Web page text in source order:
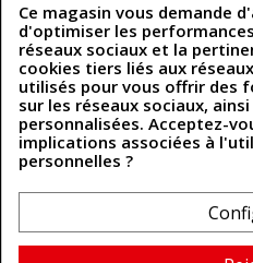
Politique de confidentialité
Politique des cookies
Contactez-nous
Coordonnées
493 Chemin de Catougnac
contact@cuirenstock.com
Ce magasin vous demande
d'optimiser les
réseaux sociaux et la
cookies tiers liés aux
utilisés pour vous offrir des
sur les réseaux sociaux,
personnalisées. Acceptez-
implications associées à
personnelles ?